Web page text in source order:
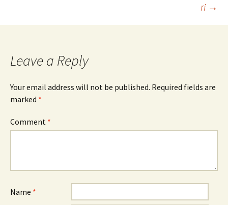
ri →
Leave a Reply
Your email address will not be published. Required fields are
marked *
Comment *
Name *